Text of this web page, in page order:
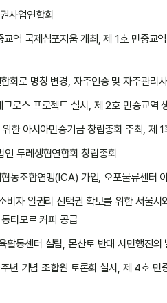
사업연합회
역 국제심포지움 개최, 제 1호 민중교
회로 명칭 변경, 자주인증 및 자주관리
로스 프로젝트 실시, 제 2호 민중교역
한 아시아민중기금 창립총회 주최, 제 1
두레생협연합회 창립총회
동조합연맹(ICA) 가입, 오포물류센터
자 알권리 선택권 확보를 위한 서울시
티모르 커피 공급
동센터 설립, 몬산토 반대 시민행진의
기념 조합원 토론회 실시, 제 4호 민